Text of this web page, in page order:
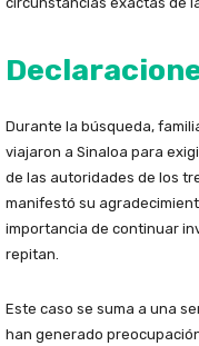
Durante la búsqueda,
viajaron a Sinaloa para
de las autoridades de los
manifestó su
importancia de continuar
repitan.
Este caso se suma a una
han generado